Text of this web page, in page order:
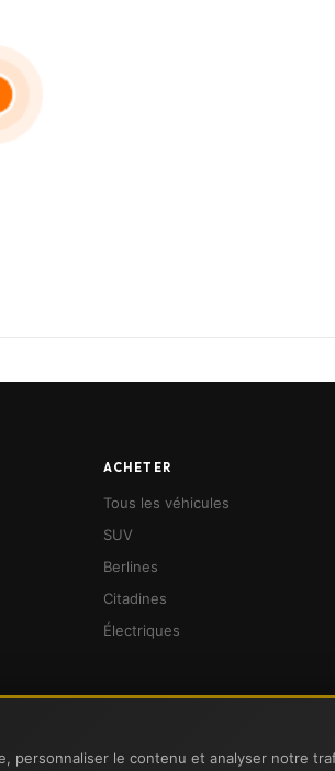
le numéro”. Pour réserver votre visite
qui combine l’efficacité du digital et le
ACHETER
Tous les véhicules
SUV
Berlines
Citadines
Électriques
et suivants du Code de la consommation, le
personnaliser le contenu et analyser notre